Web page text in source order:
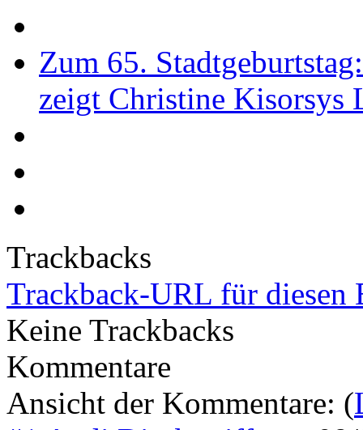
Zum 65.
zeigt Christine Kisorsys
Trackbacks
Trackback-URL für diesen
Keine Trackbacks
Kommentare
Ansicht der Kommentare: (